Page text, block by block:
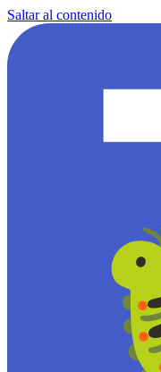
Saltar al contenido